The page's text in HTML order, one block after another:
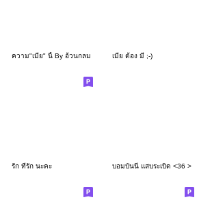
ความ"เมีย" นี้ By อ้วนกลม เมีย ต้อง มี ;-)
รัก ที่รัก นะคะ บอมบันนี่ แสบระเบิด <36 >